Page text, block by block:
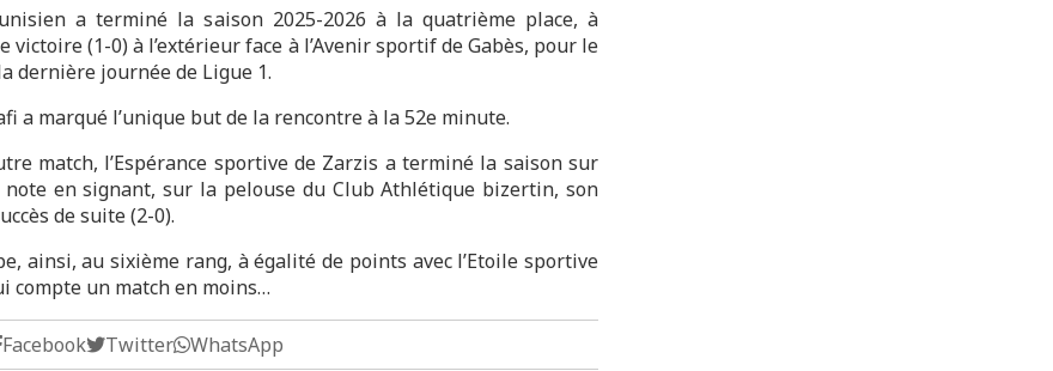
a terminé la saison 2025-2026 à la quatrième place, à
victoire (1-0) à l’extérieur face à l’Avenir sportif de Gabès, pour le
dernière journée de Ligue 1.
a marqué l’unique but de la rencontre à la 52e minute.
match, l’Espérance sportive de Zarzis a terminé la saison sur
note en signant, sur la pelouse du Club Athlétique bizertin, son
de suite (2-0).
ainsi, au sixième rang, à égalité de points avec l’Etoile sportive
compte un match en moins…
Facebook Twitter WhatsApp